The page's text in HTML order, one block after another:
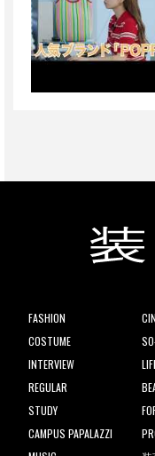
FASHION
COSTUME
INTERVIEW
REGULAR
STUDY
CAMPUS PAPALAZZI